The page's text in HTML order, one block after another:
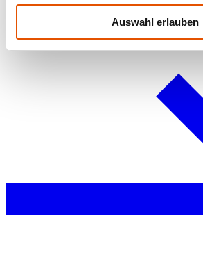
Auswahl erlauben
Planning data and Instructions